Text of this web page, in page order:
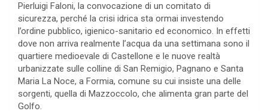
Pierluigi Faloni, la convocazione di un comitato di
sicurezza, perché la crisi idrica sta ormai investendo
l’ordine pubblico, igienico-sanitario ed economico. In effetti
dove non arriva realmente l’acqua da una settimana sono il
quartiere medioevale di Castellone e le nuove realtà
urbanizzate sulle colline di San Remigio, Pagnano e Santa
Maria La Noce, a Formia, comune su cui insiste una delle
sorgenti, quella di Mazzoccolo, che alimenta gran parte del
Golfo.